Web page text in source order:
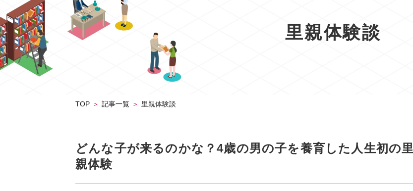
里親体験談
TOP 記事一覧 里親体験談
どんな子が来るのかな？4歳の男の子を養育した人生初の里
親体験